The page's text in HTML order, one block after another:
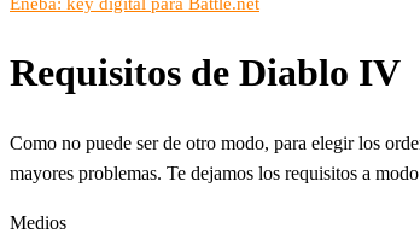
Requisitos de Diablo IV
Como no puede ser de otro modo, para elegir los
mayores problemas. Te dejamos los requisitos a
Medios